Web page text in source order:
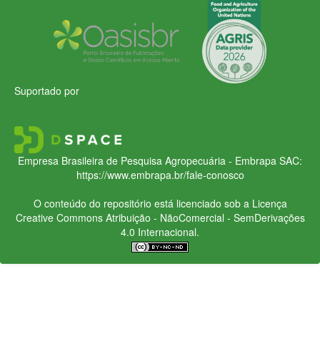
Suportado por
Empresa Brasileira de Pesquisa Agropecuária - Embrapa SAC:
https://www.embrapa.br/fale-conosco
O conteúdo do repositório está licenciado sob a Licença
Creative CommonsAtribuição - NãoComercial - SemDerivações
4.0 Internacional.